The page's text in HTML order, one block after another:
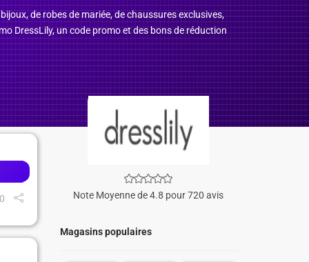
de robes de mariée, de chaussures exclusives,
DressLily, un code promo et des bons de réduction
Note Moyenne de 4.8 pour 720 avis
Magasins populaires